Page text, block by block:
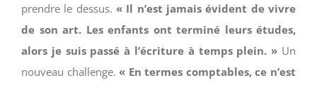
prendre le dessus. « Il n’est jamais évident de vivre
de son art. Les enfants ont terminé leurs études,
alors je suis passé à l’écriture à temps plein. » Un
nouveau challenge.« En termes comptables, ce n’est